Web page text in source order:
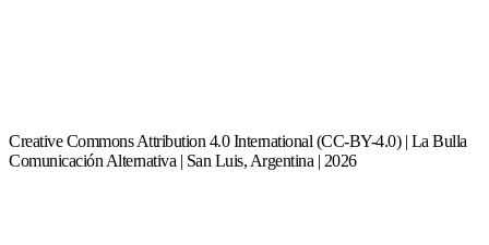
Creative Commons Attribution 4.0 International (CC-BY-4.0) | La Bulla
Comunicación Alternativa | San Luis, Argentina | 2026